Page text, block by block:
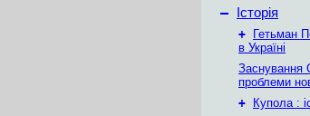
– Історія
+
Гетьман
в Україні
Заснування
проблеми
+
Купола :